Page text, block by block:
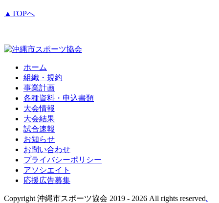
▲TOPへ
ホーム
組織・規約
事業計画
各種資料・申込書類
大会情報
大会結果
試合速報
お知らせ
お問い合わせ
プライバシーポリシー
アソシエイト
応援広告募集
Copyright 沖縄市スポーツ協会 2019 - 2026 All rights reserved.